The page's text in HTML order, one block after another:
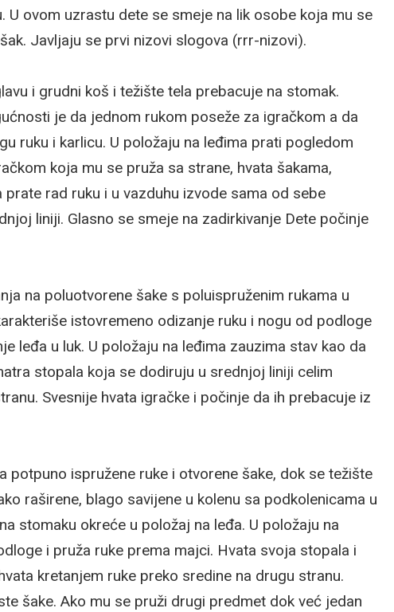
U ovom uzrastu dete se smeje na lik osobe koja mu se
Javljaju se prvi nizovi slogova (rrr-nizovi).
i grudni koš i težište tela prebacuje na stomak.
je da jednom rukom poseže za igračkom a da
ruku i karlicu. U položaju na leđima prati pogledom
koja mu se pruža sa strane, hvata šakama,
rad ruku i u vazduhu izvode sama od sebe
liniji. Glasno se smeje na zadirkivanje Dete počinje
na poluotvorene šake s poluispruženim rukama u
istovremeno odizanje ruku i nogu od podloge
leđa u luk. U položaju na leđima zauzima stav kao da
stopala koja se dodiruju u srednjoj liniji celim
Svesnije hvata igračke i počinje da ih prebacuje iz
potpuno ispružene ruke i otvorene šake, dok se težište
raširene, blago savijene u kolenu sa podkolenicama u
stomaku okreće u položaj na leđa. U položaju na
i pruža ruke prema majci. Hvata svoja stopala i
kretanjem ruke preko sredine na drugu stranu.
šake. Ako mu se pruži drugi predmet dok već jedan